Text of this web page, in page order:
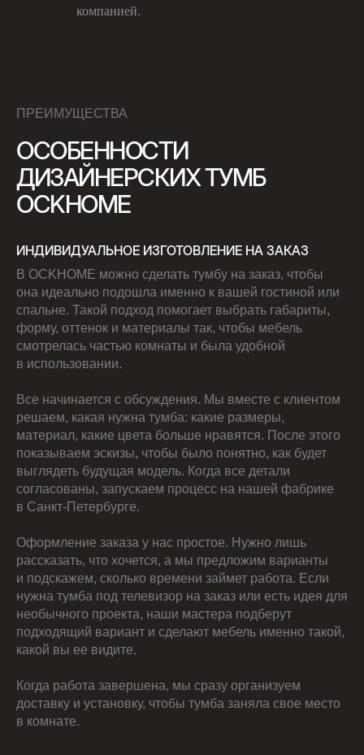
компанией.
ПРЕИМУЩЕСТВА
ОСОБЕННОСТИ
ДИЗАЙНЕРСКИХ ТУМБ
OCKHOME
ИНДИВИДУАЛЬНОЕ ИЗГОТОВЛЕНИЕ НА ЗАКАЗ
В OCKHOME можно сделать тумбу на заказ, чтобы
она идеально подошла именно к вашей гостиной или
спальне. Такой подход помогает выбрать габариты,
форму, оттенок и материалы так, чтобы мебель
смотрелась частью комнаты и была удобной
в использовании.
Все начинается с обсуждения. Мы вместе с клиентом
решаем, какая нужна тумба: какие размеры,
материал, какие цвета больше нравятся. После этого
показываем эскизы, чтобы было понятно, как будет
выглядеть будущая модель. Когда все детали
согласованы, запускаем процесс на нашей фабрике
в Санкт-Петербурге.
Оформление заказа у нас простое. Нужно лишь
рассказать, что хочется, а мы предложим варианты
и подскажем, сколько времени займет работа. Если
нужна тумба под телевизор на заказ или есть идея для
необычного проекта, наши мастера подберут
подходящий вариант и сделают мебель именно такой,
какой вы ее видите.
Когда работа завершена, мы сразу организуем
доставку и установку, чтобы тумба заняла свое место
в комнате.